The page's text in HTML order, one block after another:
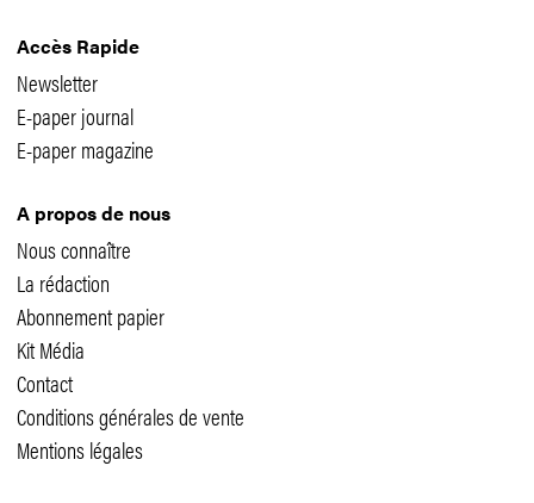
Accès Rapide
Newsletter
E-paper journal
E-paper magazine
A propos de nous
Nous connaître
La rédaction
Abonnement papier
Kit Média
Contact
Conditions générales de vente
Mentions légales